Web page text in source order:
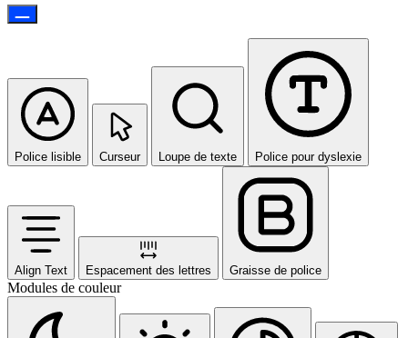
Police lisible Curseur Loupe de texte Police pour dyslexie
Align Text Espacement des lettres Graisse de police
Modules de couleur